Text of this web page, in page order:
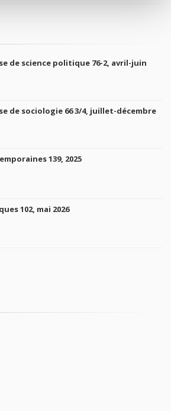
de science politique 76-2, avril-juin
de sociologie 66 3/4, juillet-décembre
139, 2025
102, mai 2026